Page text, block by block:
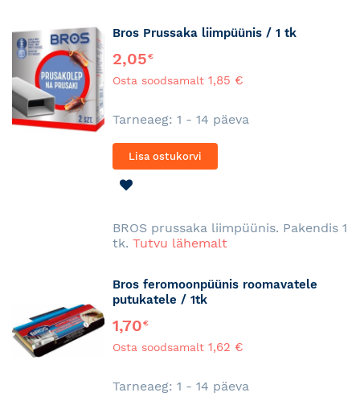
Bros Prussaka liimpüünis / 1 tk
2,05€
Osta soodsamalt 1,85 €
Tarneaeg: 1 - 14 päeva
Lisa ostukorvi
BROS prussaka liimpüünis. Pakendis 1
tk. Tutvu lähemalt
Bros feromoonpüünis roomavatele
putukatele / 1tk
1,70€
Osta soodsamalt 1,62 €
Tarneaeg: 1 - 14 päeva